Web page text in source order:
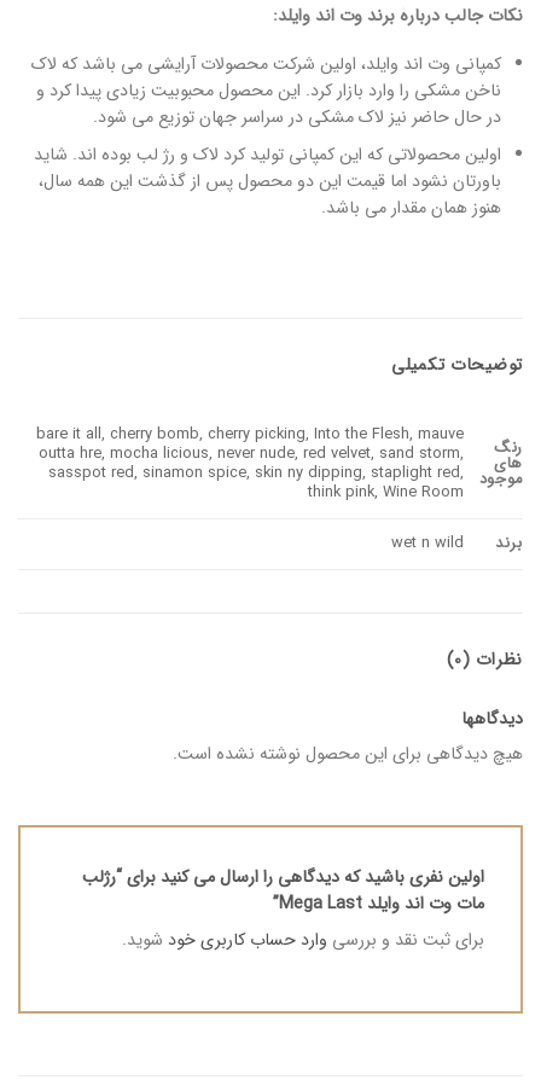
نکات جالب دربارۀ برند وت اند وایلد:
کمپانی وت اند وایلد، اولین شرکت محصولات آرایشی می باشد که لاک
ناخن مشکی را وارد بازار کرد. این محصول محبوبیت زیادی پیدا کرد و
در حال حاضر نیز لاک مشکی در سراسر جهان توزیع می شود.
اولین محصولاتی که این کمپانی تولید کرد لاک و رژ لب بوده اند. شاید
باورتان نشود اما قیمت این دو محصول پس از گذشت این همه سال،
هنوز همان مقدار می باشد.
توضیحات تکمیلی
رنگ
های
موجود
bare it all, cherry bomb, cherry picking, Into the Flesh, mauve
outta hre, mocha licious, never nude, red velvet, sand storm,
sasspot red, sinamon spice, skin ny dipping, staplight red,
think pink, Wine Room
برند wet n wild
نظرات (0)
دیدگاهها
هیچ دیدگاهی برای این محصول نوشته نشده است.
اولین نفری باشید که دیدگاهی را ارسال می کنید برای “رژلب
مات وت اند وایلد Mega Last”
برای ثبت نقد و بررسی وارد حساب کاربری خود شوید.